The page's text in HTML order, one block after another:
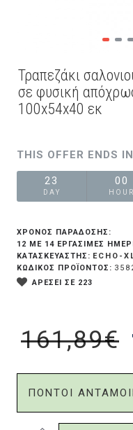
Τραπεζάκι
σε φυσική
100x54x40 εκ
THIS OFFER ENDS
23
DAY
00
HOUR
161,89€
ΠΟΝΤΟΙ
ΧΡΟΝΟΣ ΠΑΡΑΔΟΣΗΣ:
12 ΜΕ 14 ΕΡΓΆΣΙΜΕΣ
ΚΑΤΑΣΚΕΥΑΣΤΗΣ: ECHO-
ΚΩΔΙΚΟΣ ΠΡΟΪΟΝΤΟΣ:
ΑΡΕΣΕΙ ΣΕ 223